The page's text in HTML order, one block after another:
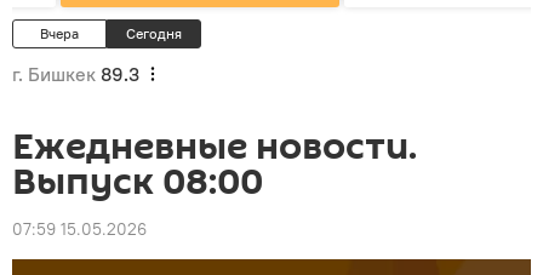
Вчера Сегодня
г. Бишкек 89.3
Ежедневные новости.
Выпуск 08:00
07:59 15.05.2026